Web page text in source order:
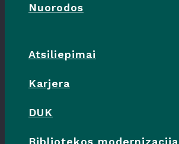
Nuorodos
Atsiliepimai
Karjera
DUK
Bibliotekos modernizacija